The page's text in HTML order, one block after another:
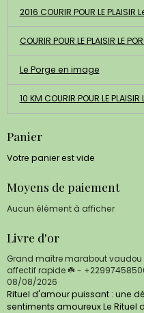
2016 COURIR POUR LE
COURIR POUR LE PLAISIR LE
Le Porge en image
10 KM COURIR POUR LE PLAISIR
Panier
Votre panier est vide
Moyens de paiement
Aucun élément à afficher
Livre d'or
Grand maître marabout vaudou
affectif rapide ☘️ -
08/08/2026
Rituel d'amour puissant : une
sentiments amoureux Le Rituel